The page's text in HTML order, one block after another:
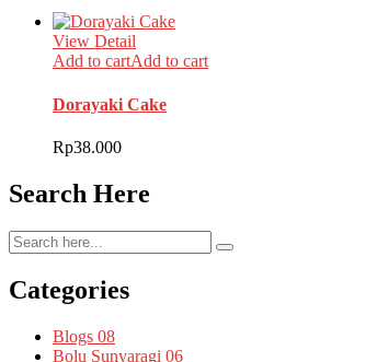
View Detail
Add to cartAdd to cart
Dorayaki Cake
Rp38.000
Search Here
Categories
Blogs 08
Bolu Sunyaragi 06